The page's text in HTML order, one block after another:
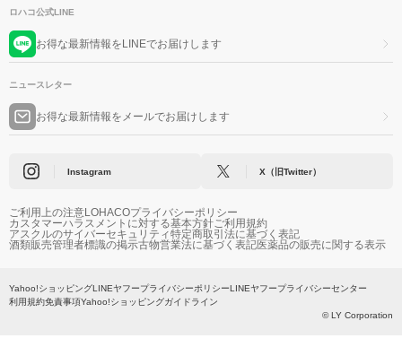
ロハコ公式LINE
お得な最新情報をLINEでお届けします
ニュースレター
お得な最新情報をメールでお届けします
Instagram X（旧Twitter）
ご利用上の注意LOHACOプライバシーポリシー
カスタマーハラスメントに対する基本方針ご利用規約
アスクルのサイバーセキュリティ特定商取引法に基づく表記
酒類販売管理者標識の掲示古物営業法に基づく表記医薬品の販売に関する表示
Yahoo!ショッピングLINEヤフープライバシーポリシーLINEヤフープライバシーセンター
利用規約免責事項Yahoo!ショッピングガイドライン
© LY Corporation